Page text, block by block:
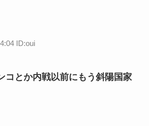
ID:oui
コとか内戦以前にもう斜陽国家